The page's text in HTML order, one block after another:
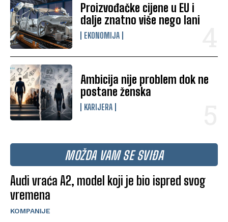
Proizvođačke cijene u EU i
dalje znatno više nego lani
EKONOMIJA
Ambicija nije problem dok ne
postane ženska
KARIJERA
MOŽDA VAM SE SVIĐA
Audi vraća A2, model koji je bio ispred svog
vremena
KOMPANIJE